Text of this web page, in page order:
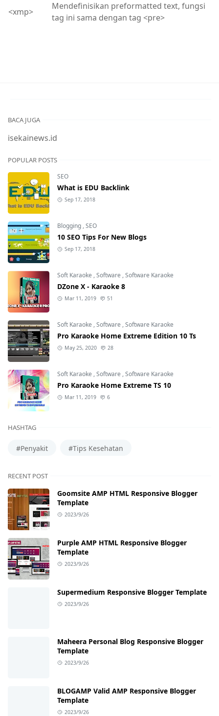
<xmp>
Mendefinisikan preformatted text, fungsi
tag ini sama dengan tag <pre>
BACA JUGA
isekainews.id
POPULAR POSTS
SEO
What is EDU Backlink
Sep 17, 2018
Blogging ,SEO
10 SEO Tips For New Blogs
Sep 17, 2018
Soft Karaoke ,Software ,Software Karaoke
DZone X - Karaoke 8
Mar 11, 2019 51
Soft Karaoke ,Software ,Software Karaoke
Pro Karaoke Home Extreme Edition 10 Ts
May 25, 2020 28
Soft Karaoke ,Software ,Software Karaoke
Pro Karaoke Home Extreme TS 10
Mar 11, 2019 6
HASHTAG
#Penyakit #Tips Kesehatan
RECENT POST
Goomsite AMP HTML Responsive Blogger
Template
2023/9/26
Purple AMP HTML Responsive Blogger
Template
2023/9/26
Supermedium Responsive Blogger Template
2023/9/26
Maheera Personal Blog Responsive Blogger
Template
2023/9/26
BLOGAMP Valid AMP Responsive Blogger
Template
2023/9/26